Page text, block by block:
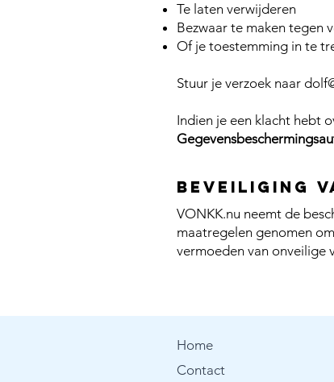
Te laten verwijderen
Bezwaar te maken tegen
Of je toestemming in te
Stuur je verzoek naar
Indien je een klacht hebt
Beveiliging
VONKK.nu neemt de
maatregelen genomen
vermoeden van onveilige
Home
Contact